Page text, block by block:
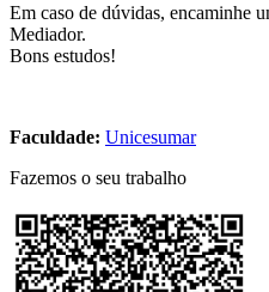
Em caso de dúvidas, encaminhe
Mediador.
Bons estudos!
Faculdade: Unicesumar
Fazemos o seu trabalho